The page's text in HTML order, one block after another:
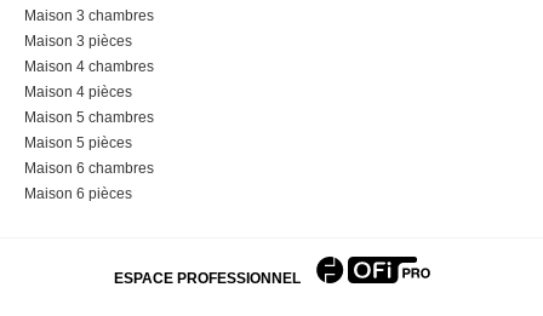
Maison 3 chambres
Maison 3 pièces
Maison 4 chambres
Maison 4 pièces
Maison 5 chambres
Maison 5 pièces
Maison 6 chambres
Maison 6 pièces
ESPACE PROFESSIONNEL